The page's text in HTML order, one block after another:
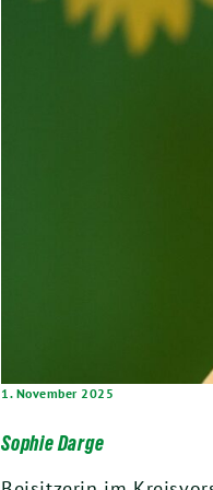
1. November 2025
Sophie Darge